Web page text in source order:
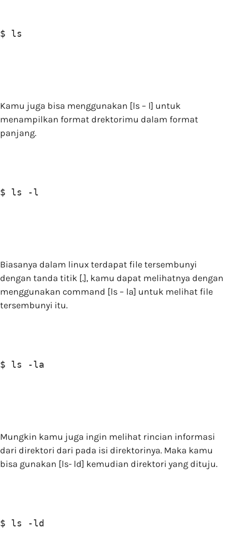
$ ls
Kamu juga bisa menggunakan [ls – l] untuk
menampilkan format drektorimu dalam format
panjang.
$ ls -l
Biasanya dalam linux terdapat file tersembunyi
dengan tanda titik [.], kamu dapat melihatnya dengan
menggunakan command [ls – la] untuk melihat file
tersembunyi itu.
$ ls -la
Mungkin kamu juga ingin melihat rincian informasi
dari direktori dari pada isi direktorinya. Maka kamu
bisa gunakan [ls- ld] kemudian direktori yang dituju.
$ ls -ld